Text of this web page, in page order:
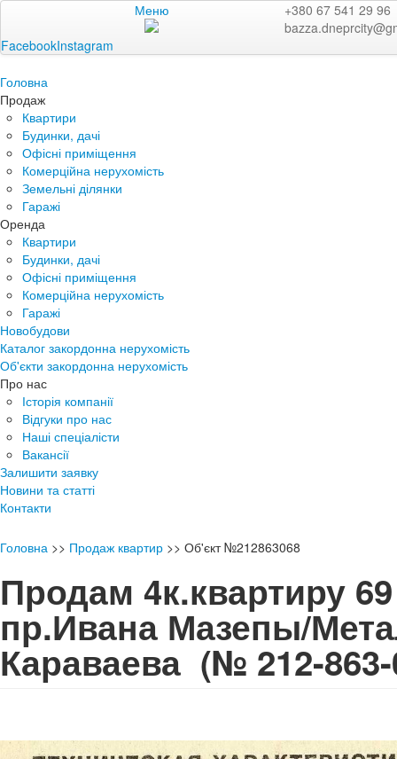
Меню
+380 67 541 29 96
FacebookInstagram
Головна
Продаж
Квартири
Будинки, дачі
Офісні приміщення
Комерційна нерухомість
Земельні ділянки
Гаражі
Оренда
Квартири
Будинки, дачі
Офісні приміщення
Комерційна нерухомість
Гаражі
Новобудови
Каталог закордонна нерухомість
Об'єкти закордонна нерухомість
Про нас
Історія компанії
Відгуки про нас
Наші спеціалісти
Вакансії
Залишити заявку
Новини та статті
Контакти
Головна >> Продаж квартир >> Об'єкт №212863068
Продам 4к.квартиру
пр.Ивана Мазепы/
Караваева (№ 212-